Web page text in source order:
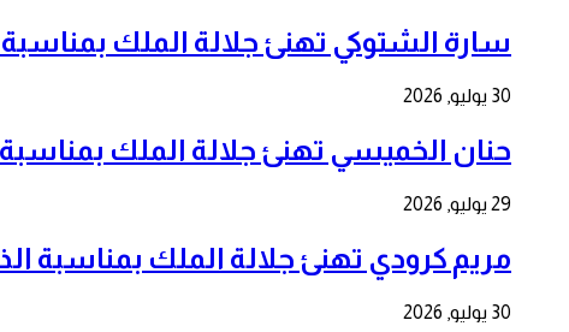
سارة الشتوكي تهنئ جلالة الملك بمناسبة الذكرى ال
30 يوليو, 2026
حنان الخميسي تهنئ جلالة الملك بمناسبة الذكرى ال
29 يوليو, 2026
مريم كرودي تهنئ جلالة الملك بمناسبة الذكرى ال 27
30 يوليو, 2026